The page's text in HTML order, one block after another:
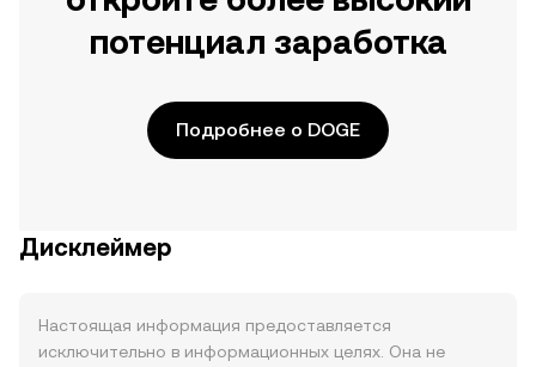
потенциал заработка
Подробнее о DOGE
Дисклеймер
Настоящая информация предоставляется
исключительно в информационных целях. Она не